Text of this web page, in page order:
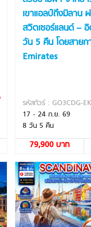
เขาแอลป์ถึงมิลาน
สวิตเซอร์แลนด์ –
วัน 5 คืน โดยสายก
Emirates
รหัสทัวร์ : GO3CDG-
17 - 24 ก.ย. 69
8 วัน 5 คืน
79,900 บาท